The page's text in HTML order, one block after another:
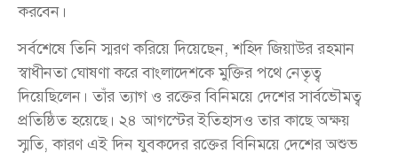
করবেন।
সর্বশেষে তিনি স্মরণ করিয়ে দিয়েছেন, শহিদ জিয়াউর রহমান
স্বাধীনতা ঘোষণা করে বাংলাদেশকে মুক্তির পথে নেতৃত্ব
দিয়েছিলেন। তাঁর ত্যাগ ও রক্তের বিনিময়ে দেশের সার্বভৌমত্ব
প্রতিষ্ঠিত হয়েছে। ২৪ আগস্টের ইতিহাসও তার কাছে অক্ষয়
স্মৃতি, কারণ এই দিন যুবকদের রক্তের বিনিময়ে দেশের অশুভ